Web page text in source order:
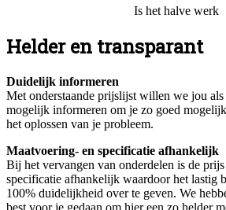
Is het halve werk
Helder en transparant
Duidelijk informeren
Met onderstaande prijslijst willen we jou
mogelijk informeren om je zo goed
het oplossen van je probleem.
Maatvoering- en specificatie afhankelijk
Bij het vervangen van onderdelen is de
specificatie afhankelijk waardoor het lastig
100% duidelijkheid over te geven. We
best voor je gedaan om hier een zo helder